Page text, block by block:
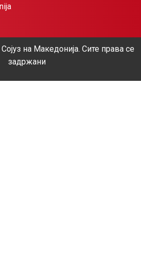
на Македонија. Сите права се
задржани